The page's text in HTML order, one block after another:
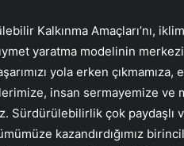
Kalkınma Amaçları’nı,
yaratma modelinin
yola erken çıkmamıza,
insan sermayemize ve
Sürdürülebilirlik çok paydaşlı
kazandırdığımız